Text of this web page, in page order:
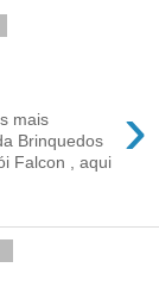
›
mais
Brinquedos
Falcon , aqui